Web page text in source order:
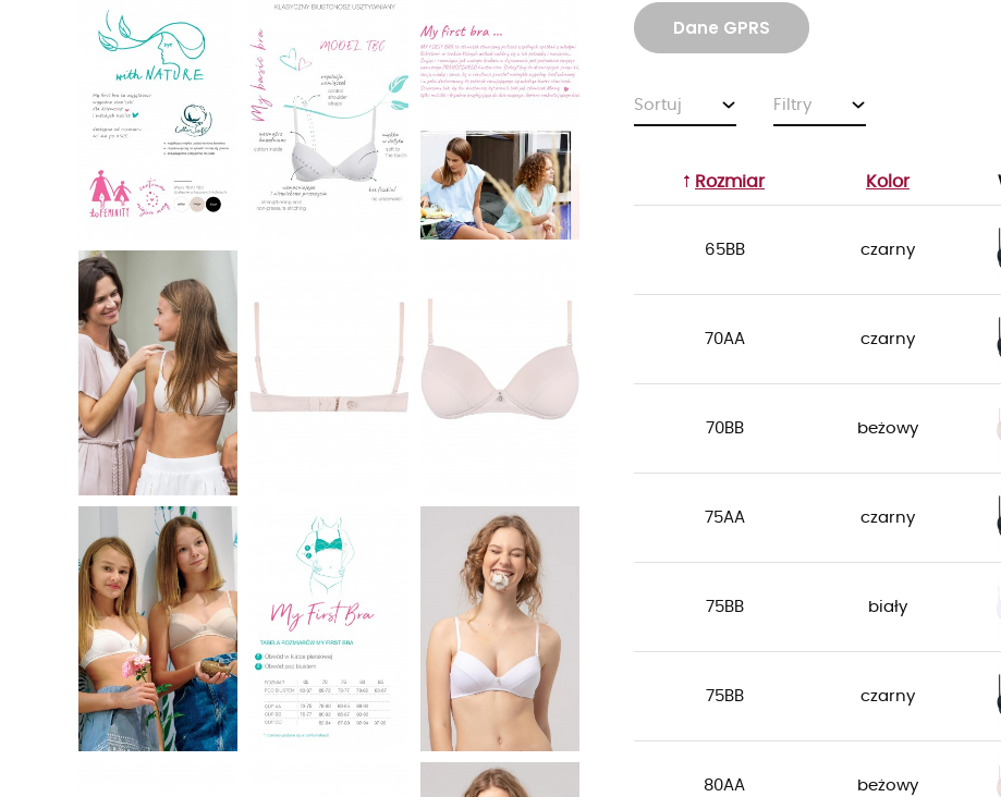
Dane GPRS
Sortuj Filtry
Rozmiar Kolor
65BB czarny
70AA czarny
70BB beżowy
75AA czarny
75BB biały
75BB czarny
80AA beżowy